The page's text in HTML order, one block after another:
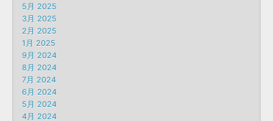
5月 2025
3月 2025
2月 2025
1月 2025
9月 2024
8月 2024
7月 2024
6月 2024
5月 2024
4月 2024